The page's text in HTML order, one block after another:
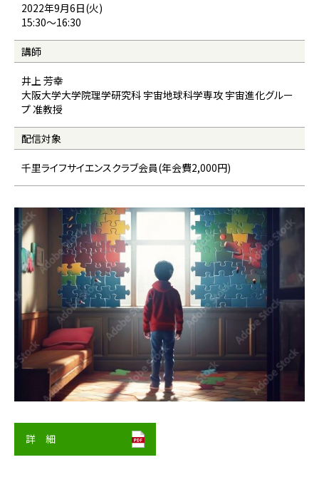
2022年9月6日(火)
15:30～16:30
講師
井上 芳幸
大阪大学大学院理学研究科 宇宙地球科学専攻 宇宙進化グルー
プ 准教授
配信対象
千里ライフサイエンスクラブ会員(年会費2,000円)
詳 細